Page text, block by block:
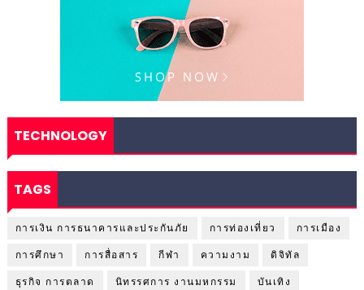
TECHNOLOGY
TAGS
การเงิน การธนาคารและประกันภัย การท่องเที่ยว
การเมือง
การศึกษา
การสื่อสาร กีฬา ความงาม
ดิจิทัล
ธุรกิจ การตลาด
นิทรรศการ งานมหกรรม
บันเทิง